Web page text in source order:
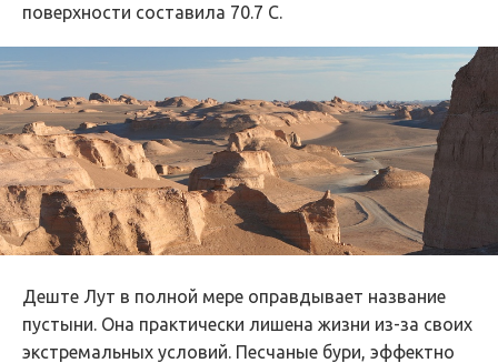
поверхности составила 70.7 С.
Деште Лут в полной мере оправдывает название
пустыни. Она практически лишена жизни из-за своих
экстремальных условий. Песчаные бури, эффектно